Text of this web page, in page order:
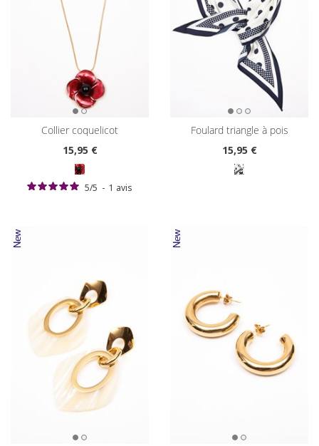
collier coquelicot
15,95 €
5/5 - 1 avis
foulard triangle à pois
15,95 €